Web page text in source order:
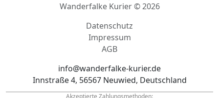
Impressum
AGB
Innstraße 4, 56567 Neuwied, Deutschland
Akzeptierte Zahlungsmethoden:
Rechnung/Banküberweisung